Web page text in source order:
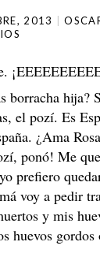
2013
borracha hija?
el pozí. Es
¿Ama
ponó! Me
prefiero
voy a pedir
y mis
huevos gordos